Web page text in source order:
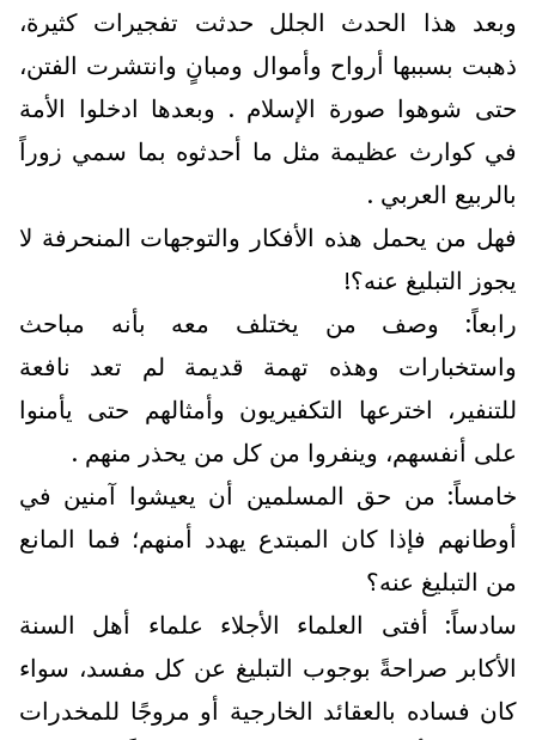
وبعد هذا الحدث الجلل حدثت تفجيرات كثيرة،
ذهبت بسببها أرواح وأموال ومبانٍ وانتشرت الفتن،
حتى شوهوا صورة الإسلام . وبعدها ادخلوا الأمة
في كوارث عظيمة مثل ما أحدثوه بما سمي زوراً
بالربيع العربي .
فهل من يحمل هذه الأفكار والتوجهات المنحرفة لا
يجوز التبليغ عنه؟!
رابعاً: وصف من يختلف معه بأنه مباحث
واستخبارات وهذه تهمة قديمة لم تعد نافعة
للتنفير، اخترعها التكفيريون وأمثالهم حتى يأمنوا
على أنفسهم، وينفروا من كل من يحذر منهم .
خامساً: من حق المسلمين أن يعيشوا آمنين في
أوطانهم فإذا كان المبتدع يهدد أمنهم؛ فما المانع
من التبليغ عنه؟
سادساً: أفتى العلماء الأجلاء علماء أهل السنة
الأكابر صراحةً بوجوب التبليغ عن كل مفسد، سواء
كان فساده بالعقائد الخارجية أو مروجًا للمخدرات